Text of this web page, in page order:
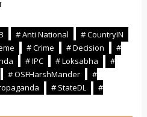
# Anti National
# CountryIN
# Crime # Decision
#
# IPC # Loksabha
#
# OSFHarshMander
#
# StateDL
#